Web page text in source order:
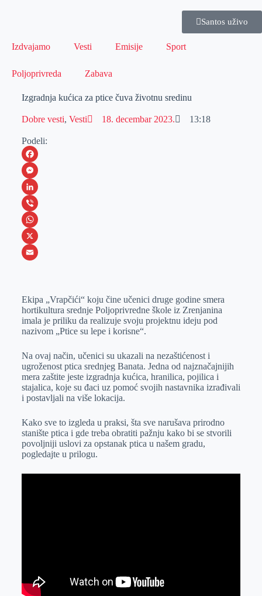
Santos uživo
Izdvajamo Vesti Emisije Sport
Poljoprivreda Zabava
Izgradnja kućica za ptice čuva životnu sredinu
Dobre vesti, Vesti 18. decembar 2023. 13:18
Podeli:
F
a
c
e
b
o
M
e
s
s
e
e
r
L
i
n
k
I
n
V
i
b
W
h
s
A
p
p
X
a
i
l
Ekipa „Vrapčići“ koju čine učenici druge godine smera
hortikultura srednje Poljoprivredne škole iz Zrenjanina
imala je priliku da realizuje svoju projektnu ideju pod
nazivom „Ptice su lepe i korisne“.
Na ovaj način, učenici su ukazali na nezaštićenost i
ugroženost ptica srednjeg Banata. Jedna od najznačajnijih
mera zaštite jeste izgradnja kućica, hranilica, pojilica i
stajalica, koje su đaci uz pomoć svojih nastavnika izrađivali
i postavljali na više lokacija.
Kako sve to izgleda u praksi, šta sve narušava prirodno
stanište ptica i gde treba obratiti pažnju kako bi se stvorili
povoljniji uslovi za opstanak ptica u našem gradu,
pogledajte u prilogu.